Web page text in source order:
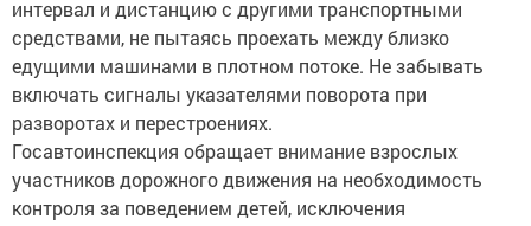
средствами, не пытаясь проехать между близко
едущими машинами в плотном потоке. Не забывать
включать сигналы указателями поворота при
разворотах и перестроениях.
Госавтоинспекция обращает внимание взрослых
участников дорожного движения на необходимость
контроля за поведением детей, исключения
возможности их доступа к ключам от мотоциклов и